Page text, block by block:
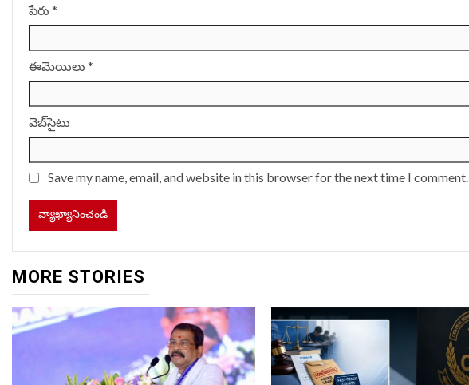
పేరు *
ఈమెయిలు *
వెబ్‌సైటు
Save my name, email, and website in this browser for the next time I comment.
MORE STORIES